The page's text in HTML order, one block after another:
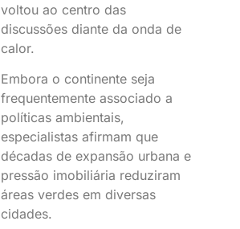
voltou ao centro das
discussões diante da onda de
calor.
Embora o continente seja
frequentemente associado a
políticas ambientais,
especialistas afirmam que
décadas de expansão urbana e
pressão imobiliária reduziram
áreas verdes em diversas
cidades.